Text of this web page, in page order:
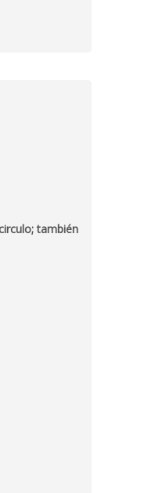
también